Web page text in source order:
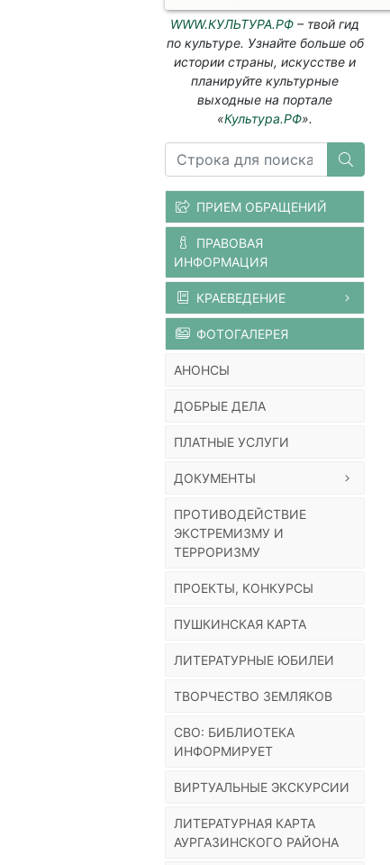
WWW.КУЛЬТУРА.РФ – твой гид
по культуре. Узнайте больше об
истории страны, искусстве и
планируйте культурные
выходные на портале
«Культура.РФ».
ПРИЕМ ОБРАЩЕНИЙ
ПРАВОВАЯ
ИНФОРМАЦИЯ
КРАЕВЕДЕНИЕ
ФОТОГАЛЕРЕЯ
АНОНСЫ
ДОБРЫЕ ДЕЛА
ПЛАТНЫЕ УСЛУГИ
ДОКУМЕНТЫ
ПРОТИВОДЕЙСТВИЕ
ЭКСТРЕМИЗМУ И
ТЕРРОРИЗМУ
ПРОЕКТЫ, КОНКУРСЫ
ПУШКИНСКАЯ КАРТА
ЛИТЕРАТУРНЫЕ ЮБИЛЕИ
ТВОРЧЕСТВО ЗЕМЛЯКОВ
СВО: БИБЛИОТЕКА
ИНФОРМИРУЕТ
ВИРТУАЛЬНЫЕ ЭКСКУРСИИ
ЛИТЕРАТУРНАЯ КАРТА
АУРГАЗИНСКОГО РАЙОНА